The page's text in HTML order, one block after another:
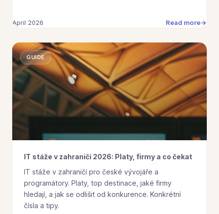
April 2026 Read more
GUIDE
IT stáže v zahraničí 2026: Platy, firmy a co čekat
IT stáže v zahraničí pro české vývojáře a
programátory. Platy, top destinace, jaké firmy
hledají, a jak se odlišit od konkurence. Konkrétní
čísla a tipy.